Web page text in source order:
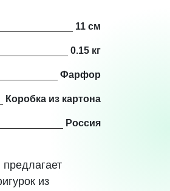
11 см
0.15 кг
Фарфор
Коробка из картона
Россия
из